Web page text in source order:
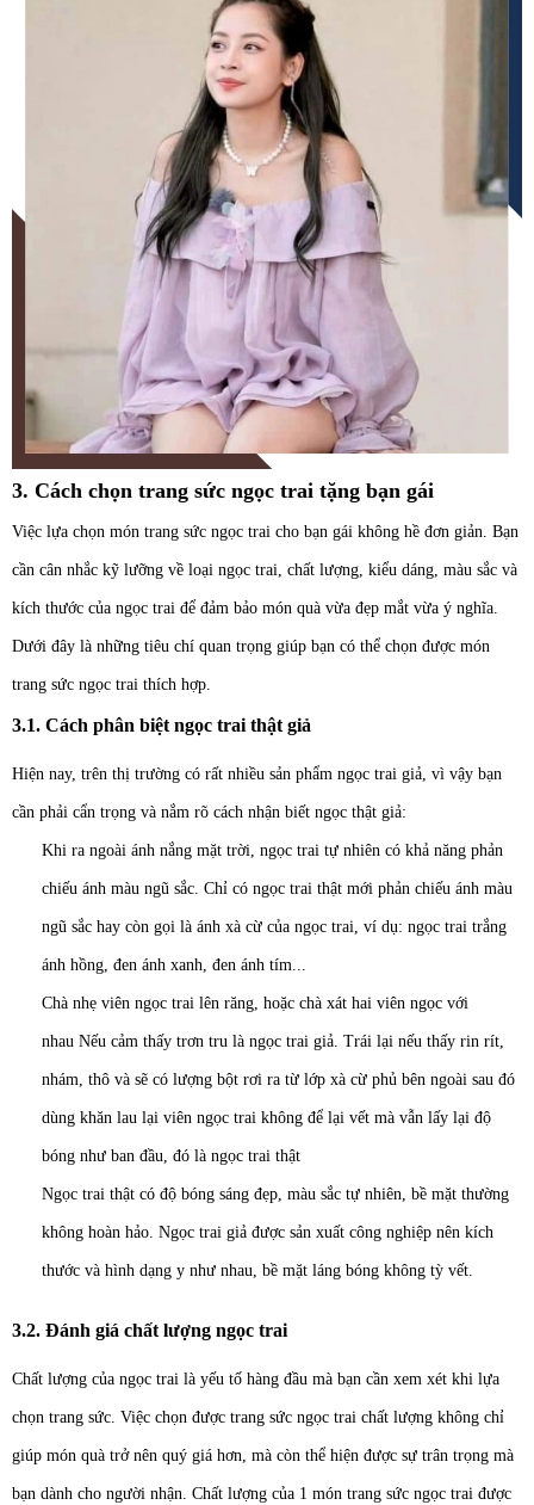
3. Cách chọn trang sức ngọc trai tặng bạn gái
Việc lựa chọn món trang sức ngọc trai cho bạn gái không hề đơn giản. Bạn
cần cân nhắc kỹ lưỡng về loại ngọc trai, chất lượng, kiểu dáng, màu sắc và
kích thước của ngọc trai để đảm bảo món quà vừa đẹp mắt vừa ý nghĩa.
Dưới đây là những tiêu chí quan trọng giúp bạn có thể chọn được món
trang sức ngọc trai thích hợp.
3.1. Cách phân biệt ngọc trai thật giả
Hiện nay, trên thị trường có rất nhiều sản phẩm ngọc trai giả, vì vậy bạn
cần phải cẩn trọng và nắm rõ cách nhận biết ngọc thật giả:
Khi ra ngoài ánh nắng mặt trời, ngọc trai tự nhiên có khả năng phản
chiếu ánh màu ngũ sắc. Chỉ có ngọc trai thật mới phản chiếu ánh màu
ngũ sắc hay còn gọi là ánh xà cừ của ngọc trai, ví dụ: ngọc trai trắng
ánh hồng, đen ánh xanh, đen ánh tím...
Chà nhẹ viên ngọc trai lên răng, hoặc chà xát hai viên ngọc với
nhau Nếu cảm thấy trơn tru là ngọc trai giả. Trái lại nếu thấy rin rít,
nhám, thô và sẽ có lượng bột rơi ra từ lớp xà cừ phủ bên ngoài sau đó
dùng khăn lau lại viên ngọc trai không để lại vết mà vẫn lấy lại độ
bóng như ban đầu, đó là ngọc trai thật
Ngọc trai thật có độ bóng sáng đẹp, màu sắc tự nhiên, bề mặt thường
không hoàn hảo. Ngọc trai giả được sản xuất công nghiệp nên kích
thước và hình dạng y như nhau, bề mặt láng bóng không tỳ vết.
3.2. Đánh giá chất lượng ngọc trai
Chất lượng của ngọc trai là yếu tố hàng đầu mà bạn cần xem xét khi lựa
chọn trang sức. Việc chọn được trang sức ngọc trai chất lượng không chỉ
giúp món quà trở nên quý giá hơn, mà còn thể hiện được sự trân trọng mà
bạn dành cho người nhận. Chất lượng của 1 món trang sức ngọc trai được